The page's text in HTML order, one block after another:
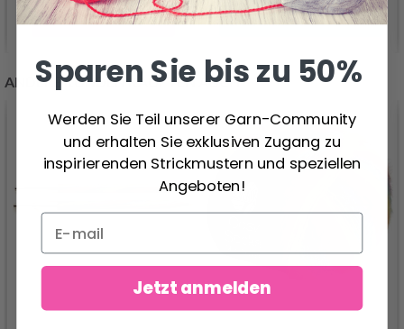
In den Warenkorb Alle Optionen ansehen
ANDERE KUNDEN KAUFTEN AUCH
Sparen Sie bis zu 50%
Werden Sie Teil unserer Garn-Community
und erhalten Sie exklusiven Zugang zu
inspirierenden Strickmustern und speziellen
Angeboten!
Jetzt anmelden